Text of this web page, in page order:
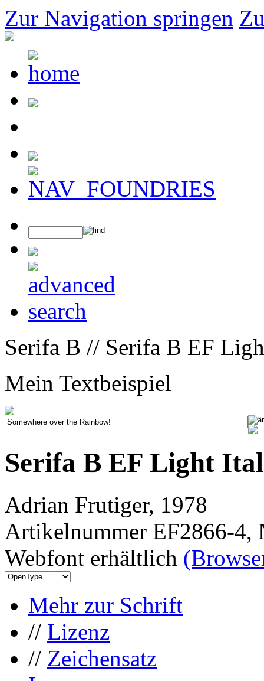
Zur Navigation springen
Serifa B // Serifa B EF
Mein Textbeispiel
Serifa B EF Light
Adrian Frutiger, 1978
Artikelnummer EF2866-4,
Webfont erhältlich
Mehr zur Schrift
// Lizenz
// Zeichensatz